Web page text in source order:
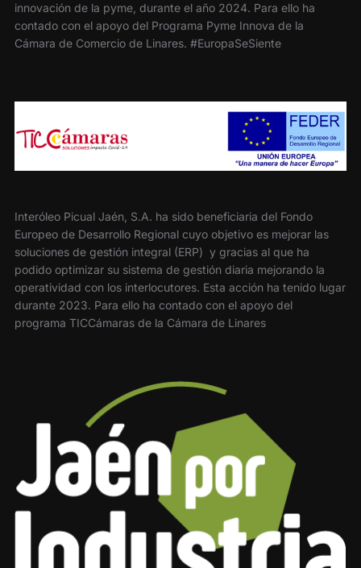
innovación de la pyme, durante el año 2024. Para ello ha
contado con el apoyo del Programa Pyme Innova de la
Cámara de Comercio de Linares. #EuropaSeSiente
Interóleo Picual Jaén, S.A. ha sido beneficiaria del Fondo
Europeo de Desarrollo Regional cuyo objetivo es mejorar las
soluciones de gestión integral (ERP) y gracias al que ha
podido optimizar su sistema de gestión diaria mejorando la
operatividad con los interlocutores. Esta acción ha tenido lugar
durante 2023. Para ello ha contado con el apoyo del
programa TICCámaras de la Cámara de Linares